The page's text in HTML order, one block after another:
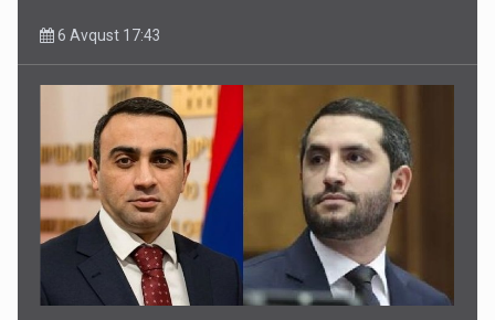
6 Avqust 17:43